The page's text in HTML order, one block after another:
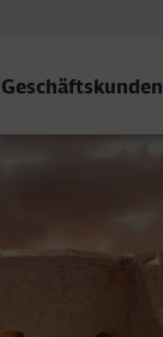
Geschäftskunden